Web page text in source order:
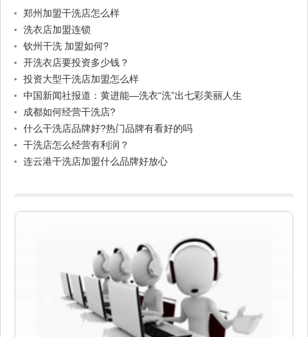
郑州加盟干洗店怎么样
洗衣店加盟连锁
钦州干洗 加盟如何?
开洗衣店要投资多少钱？
投资大型干洗店加盟怎么样
中国新闻社报道：黄进能—洗衣“洗”出七彩美丽人生
成都如何经营干洗店?
什么干洗店品牌好?热门品牌有看好的吗
干洗店怎么经营有利润？
连云港干洗店加盟什么品牌好放心